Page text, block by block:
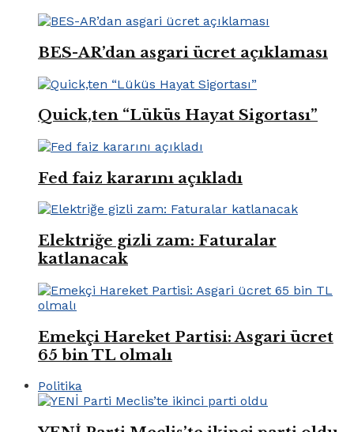
BES-AR’dan asgari ücret açıklaması
Quick,ten “Lüküs Hayat Sigortası”
Fed faiz kararını açıkladı
Elektriğe gizli zam: Faturalar
katlanacak
Emekçi Hareket Partisi: Asgari ücret
65 bin TL olmalı
Politika